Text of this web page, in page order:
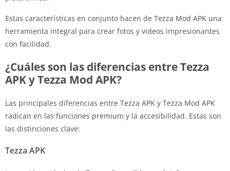
Estas características en conjunto hacen de Tezza Mod APK una
herramienta integral para crear fotos y videos impresionantes
con facilidad.
¿Cuáles son las diferencias entre Tezza
APK y Tezza Mod APK?
Las principales diferencias entre Tezza APK y Tezza Mod APK
radican en las funciones premium y la accesibilidad. Estas son
las distinciones clave:
Tezza APK